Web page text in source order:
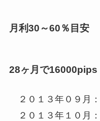
月利30～60％目安
28ヶ月で16000pips
２０１３年０９月
２０１３年１０月